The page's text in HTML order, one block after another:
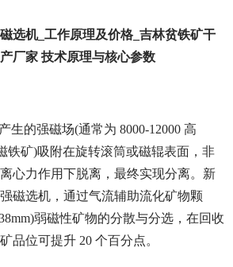
选机_工作原理及价格_吉林贫铁矿干
厂家 技术原理与核心参数
生的强磁场(通常为 8000-12000 高
铁矿)吸附在旋转滚筒或磁辊表面，非
心力作用下脱离，最终实现分离。新
磁选机，通过气流辅助流化矿物颗
弱磁性矿物的分散与分选，在回收
品位可提升 20 个百分点。